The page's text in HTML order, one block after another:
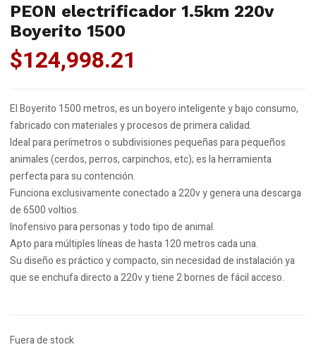
PEON electrificador 1.5km 220v
Boyerito 1500
$124,998.21
El Boyerito 1500 metros, es un boyero inteligente y bajo consumo,
fabricado con materiales y procesos de primera calidad.
Ideal para perímetros o subdivisiones pequeñas para pequeños
animales (cerdos, perros, carpinchos, etc); es la herramienta
perfecta para su contención.
Funciona exclusivamente conectado a 220v y genera una descarga
de 6500 voltios.
Inofensivo para personas y todo tipo de animal.
Apto para múltiples líneas de hasta 120 metros cada una.
Su diseño es práctico y compacto, sin necesidad de instalación ya
que se enchufa directo a 220v y tiene 2 bornes de fácil acceso.
Fuera de stock